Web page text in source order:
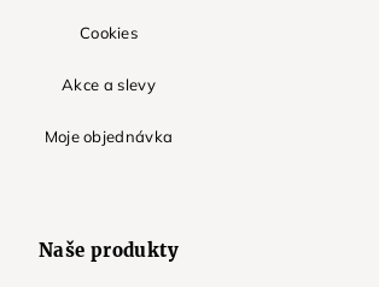
Cookies
Akce a slevy
Moje objednávka
Naše produkty